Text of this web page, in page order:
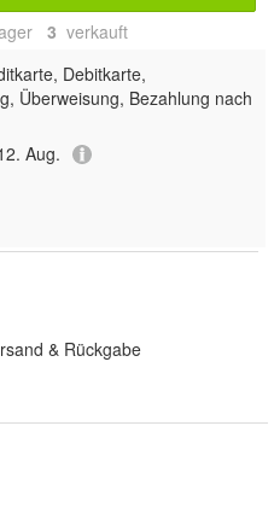
3 verkauft
Debitkarte,
Überweisung, Bezahlung nach
Aug.
& Rückgabe